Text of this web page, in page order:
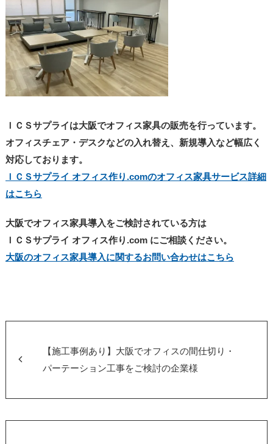
ＩＣＳサプライは大阪でオフィス家具の販売を行っています。
オフィスチェア・デスクなどの入れ替え、新規導入など幅広く
対応しております。
ＩＣＳサプライ オフィス作り.comのオフィス家具サービス詳細
はこちら
大阪でオフィス家具導入をご検討されている方は
ＩＣＳサプライ オフィス作り.com にご相談ください。
大阪のオフィス家具導入に関するお問い合わせはこちら
【施工事例あり】大阪でオフィスの間仕切り・
パーテーション工事をご検討の企業様